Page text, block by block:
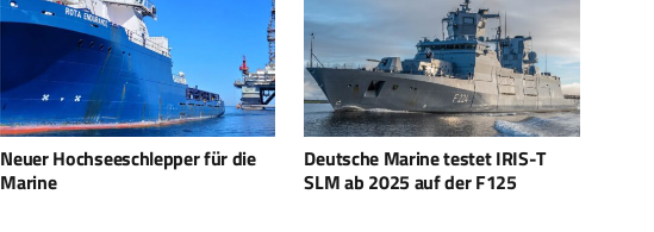
Deutsche Marine testet IRIS-T
SLM ab 2025 auf der F125
Bliksem EXO Konsortium –
Europas Abwehrschild gegen